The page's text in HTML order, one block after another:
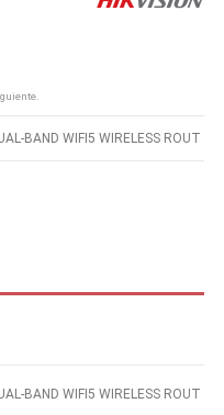
BAND WIFI5 WIRELESS ROUT
BAND WIFI5 WIRELESS ROUT